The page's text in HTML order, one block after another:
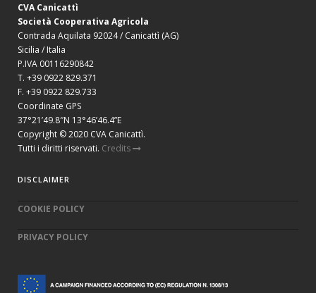
CVA Canicattì
Società Cooperativa Agricola
Contrada Aquilata 92024 / Canicattì (AG)
Sicilia / Italia
P.IVA 00116290842
T. +39 0922 829.371
F. +39 0922 829.733
Coordinate GPS
37°21’49.8″N 13°46’46.4”E
Copyright © 2020 CVA Canicattì.
Tutti i diritti riservati. Credits
DISCLAIMER
COOKIE POLICY
PRIVACY POLICY